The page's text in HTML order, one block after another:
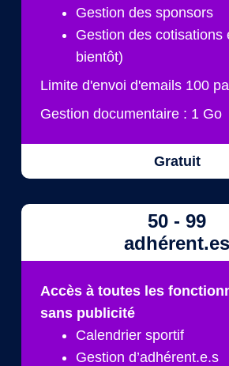
Gestion des sponsors
Gestion des cotisations
bientôt)
Limite d'envoi d'emails 100
Gestion documentaire : 1 Go
Gratuit
50 - 99
adhérent.es
Accès à toutes les
sans publicité
Calendrier sportif
Gestion d’adhérent.e.s